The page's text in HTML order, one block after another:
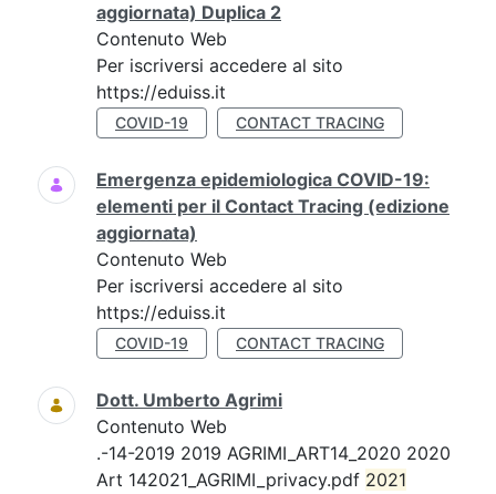
aggiornata) Duplica 2
Contenuto Web
Per iscriversi accedere al sito
https://eduiss.it
COVID-19 CONTACT TRACING
Emergenza epidemiologica COVID-19:
elementi per il Contact Tracing (edizione
aggiornata)
Contenuto Web
Per iscriversi accedere al sito
https://eduiss.it
COVID-19 CONTACT TRACING
Dott. Umberto Agrimi
Contenuto Web
.-14-2019 2019 AGRIMI_ART14_2020 2020
Art 142021_AGRIMI_privacy.pdf 2021